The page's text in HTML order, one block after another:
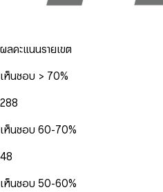
ผลคะแนนรายเขต
เห็นชอบ > 70%
288
เห็นชอบ 60-70%
48
เห็นชอบ 50-60%